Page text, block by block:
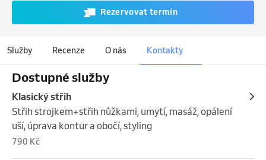
Rezervovat termín
Služby Recenze O nás Kontakty
Dostupné služby
Klasický střih
Střih strojkem+střih nůžkami, umytí, masáž, opálení
uší, úprava kontur a obočí, styling
790 Kč